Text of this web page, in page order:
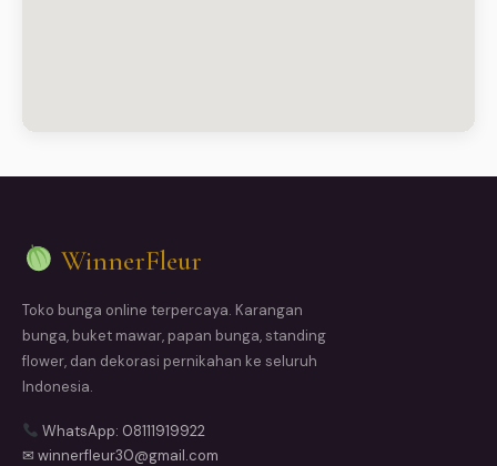
WinnerFleur
Toko bunga online terpercaya. Karangan
bunga, buket mawar, papan bunga, standing
flower, dan dekorasi pernikahan ke seluruh
Indonesia.
WhatsApp: 08111919922
✉ winnerfleur30@gmail.com